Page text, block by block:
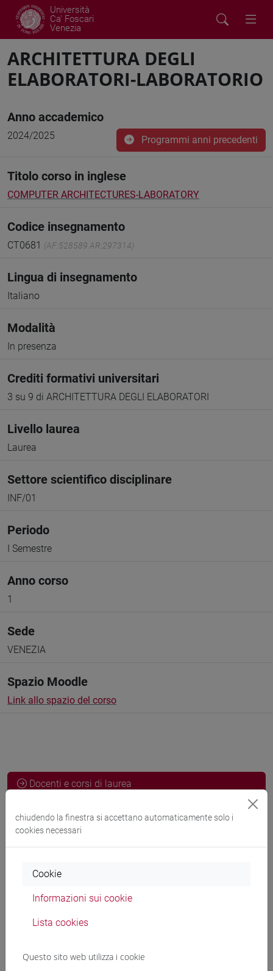
Università
Ca' Foscari
Venezia
ARCHITETTURA DEGLI
ELABORATORI-LABORATORIO
Anno accademico
2024/2025 Programmi anni precedenti
Titolo corso in inglese
COMPUTER ARCHITECTURES-LABORATORY
Codice insegnamento
CT0681 (AF:528589 AR:297314)
Lingua di insegnamento
Italiano
Modalità
In presenza
Crediti formativi universitari
3 su 9 di ARCHITETTURA DEGLI ELABORATORI
Livello laurea
Laurea
Settore scientifico disciplinare
INF/01
Periodo
I Semestre
Anno corso
1
Sede
VENEZIA
Spazio Moodle
Link allo spazio del corso
Docenti e corsi di laurea
BERGAMASCO Filippo
chiudendo la finestra si accettano automaticamente solo i
cookies necessari
Cookie
Informazioni sui cookie
Lista cookies
Questo sito web utilizza i cookie